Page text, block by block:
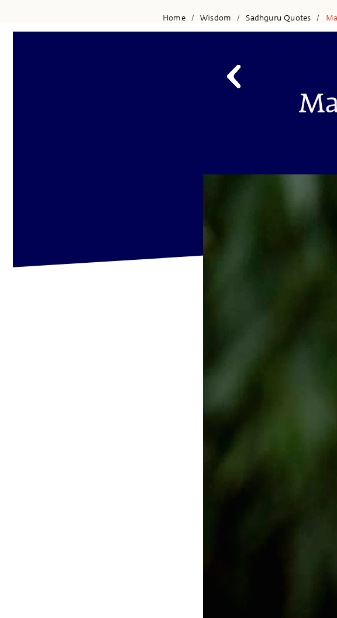
Home / Wisdom / Sadhguru Quotes /